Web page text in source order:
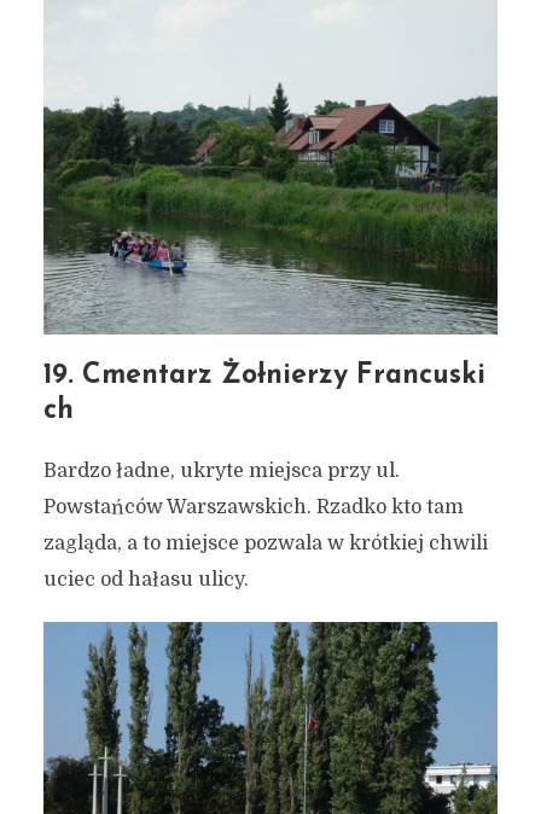
19. Cmentarz Żołnierzy Francuski
ch
Bardzo ładne, ukryte miejsca przy ul.
Powstańców Warszawskich. Rzadko kto tam
zagląda, a to miejsce pozwala w krótkiej chwili
uciec od hałasu ulicy.